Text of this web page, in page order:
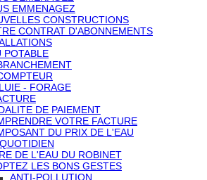
EMMENAGEZ
CONSTRUCTIONS
CONTRAT D'ABONNEMENTS
POTABLE
- FORAGE
DE PAIEMENT
VOTRE FACTURE
DU PRIX DE L'EAU
DE L'EAU DU ROBINET
LES BONS GESTES
ANTI-POLLUTION